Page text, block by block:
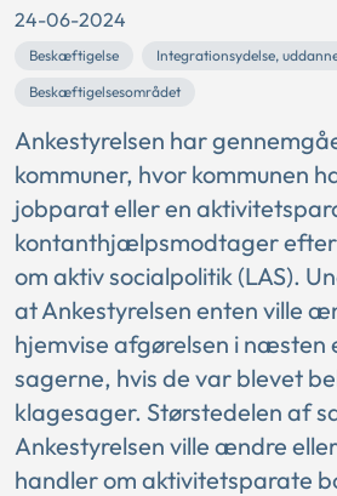
24-06-2024
Beskæftigelse
Integrationsydelse,
Beskæftigelsesområdet
Ankestyrelsen har
kommuner, hvor kommunen
jobparat eller en
kontanthjælpsmodtager efter
om aktiv socialpolitik (LAS).
at Ankestyrelsen enten ville
hjemvise afgørelsen i næsten
sagerne, hvis de var blevet
klagesager. Størstedelen af
Ankestyrelsen ville ændre
handler om aktivitetsparate